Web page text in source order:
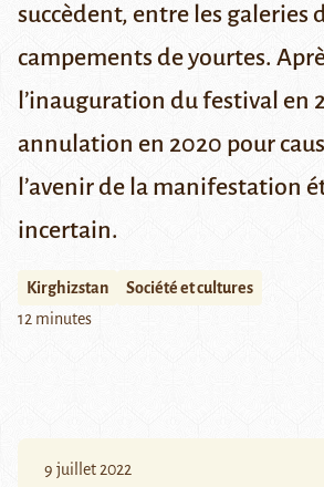
succèdent, entre les galeries
campements de yourtes.
l’inauguration du festival en
annulation en 2020 pour
l’avenir de la manifestation
incertain.
Kirghizstan
Société et cultures
12 minutes
9 juillet 2022